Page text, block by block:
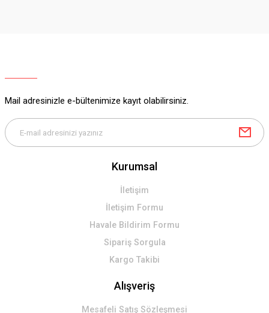
Bu ürüne benzer farklı alternatifler olmalı.
Gönder
Mail adresinizle e-bültenimize kayıt olabilirsiniz.
Kurumsal
İletişim
İletişim Formu
Havale Bildirim Formu
Sipariş Sorgula
Kargo Takibi
Alışveriş
Mesafeli Satış Sözleşmesi